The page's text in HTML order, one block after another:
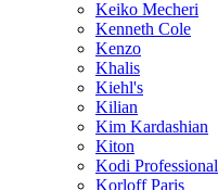
Keiko Mecheri
Kenneth Cole
Kenzo
Khalis
Kiehl's
Kilian
Kim Kardashian
Kiton
Kodi Professional
Korloff Paris